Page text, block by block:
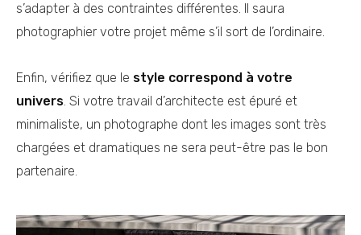
s’adapter à des contraintes différentes. Il saura
photographier votre projet même s’il sort de l’ordinaire.
Enfin, vérifiez que le style correspond à votre
univers. Si votre travail d’architecte est épuré et
minimaliste, un photographe dont les images sont très
chargées et dramatiques ne sera peut-être pas le bon
partenaire.